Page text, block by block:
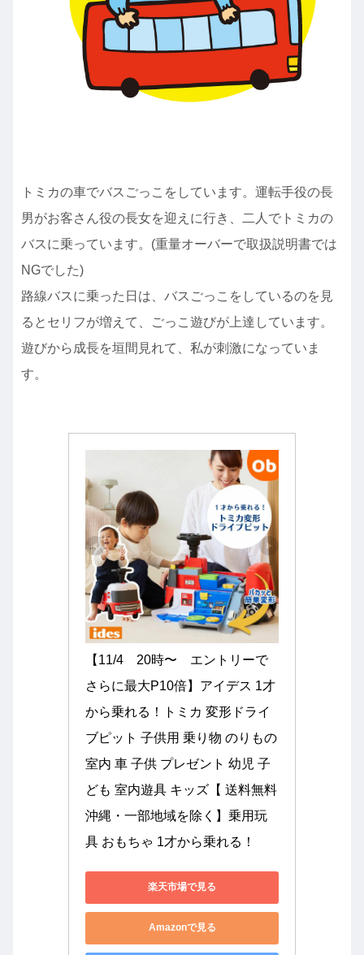
トミカの車でバスごっこをしています。運転手役の長
男がお客さん役の長女を迎えに行き、二人でトミカの
バスに乗っています。(重量オーバーで取扱説明書では
NGでした)
路線バスに乗った日は、バスごっこをしているのを見
るとセリフが増えて、ごっこ遊びが上達しています。
遊びから成長を垣間見れて、私が刺激になっていま
す。
【11/4　20時〜　エントリーで
さらに最大P10倍】アイデス 1才
から乗れる！トミカ 変形ドライ
ブピット 子供用 乗り物 のりもの
室内 車 子供 プレゼント 幼児 子
ども 室内遊具 キッズ【 送料無料
沖縄・一部地域を除く】乗用玩
具 おもちゃ 1才から乗れる！
楽天市場で見る
Amazonで見る